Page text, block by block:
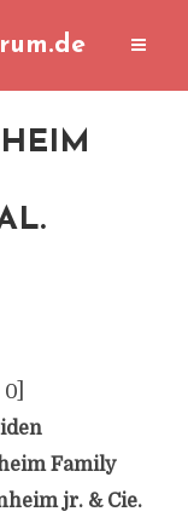
0]
Family
jr. & Cie.